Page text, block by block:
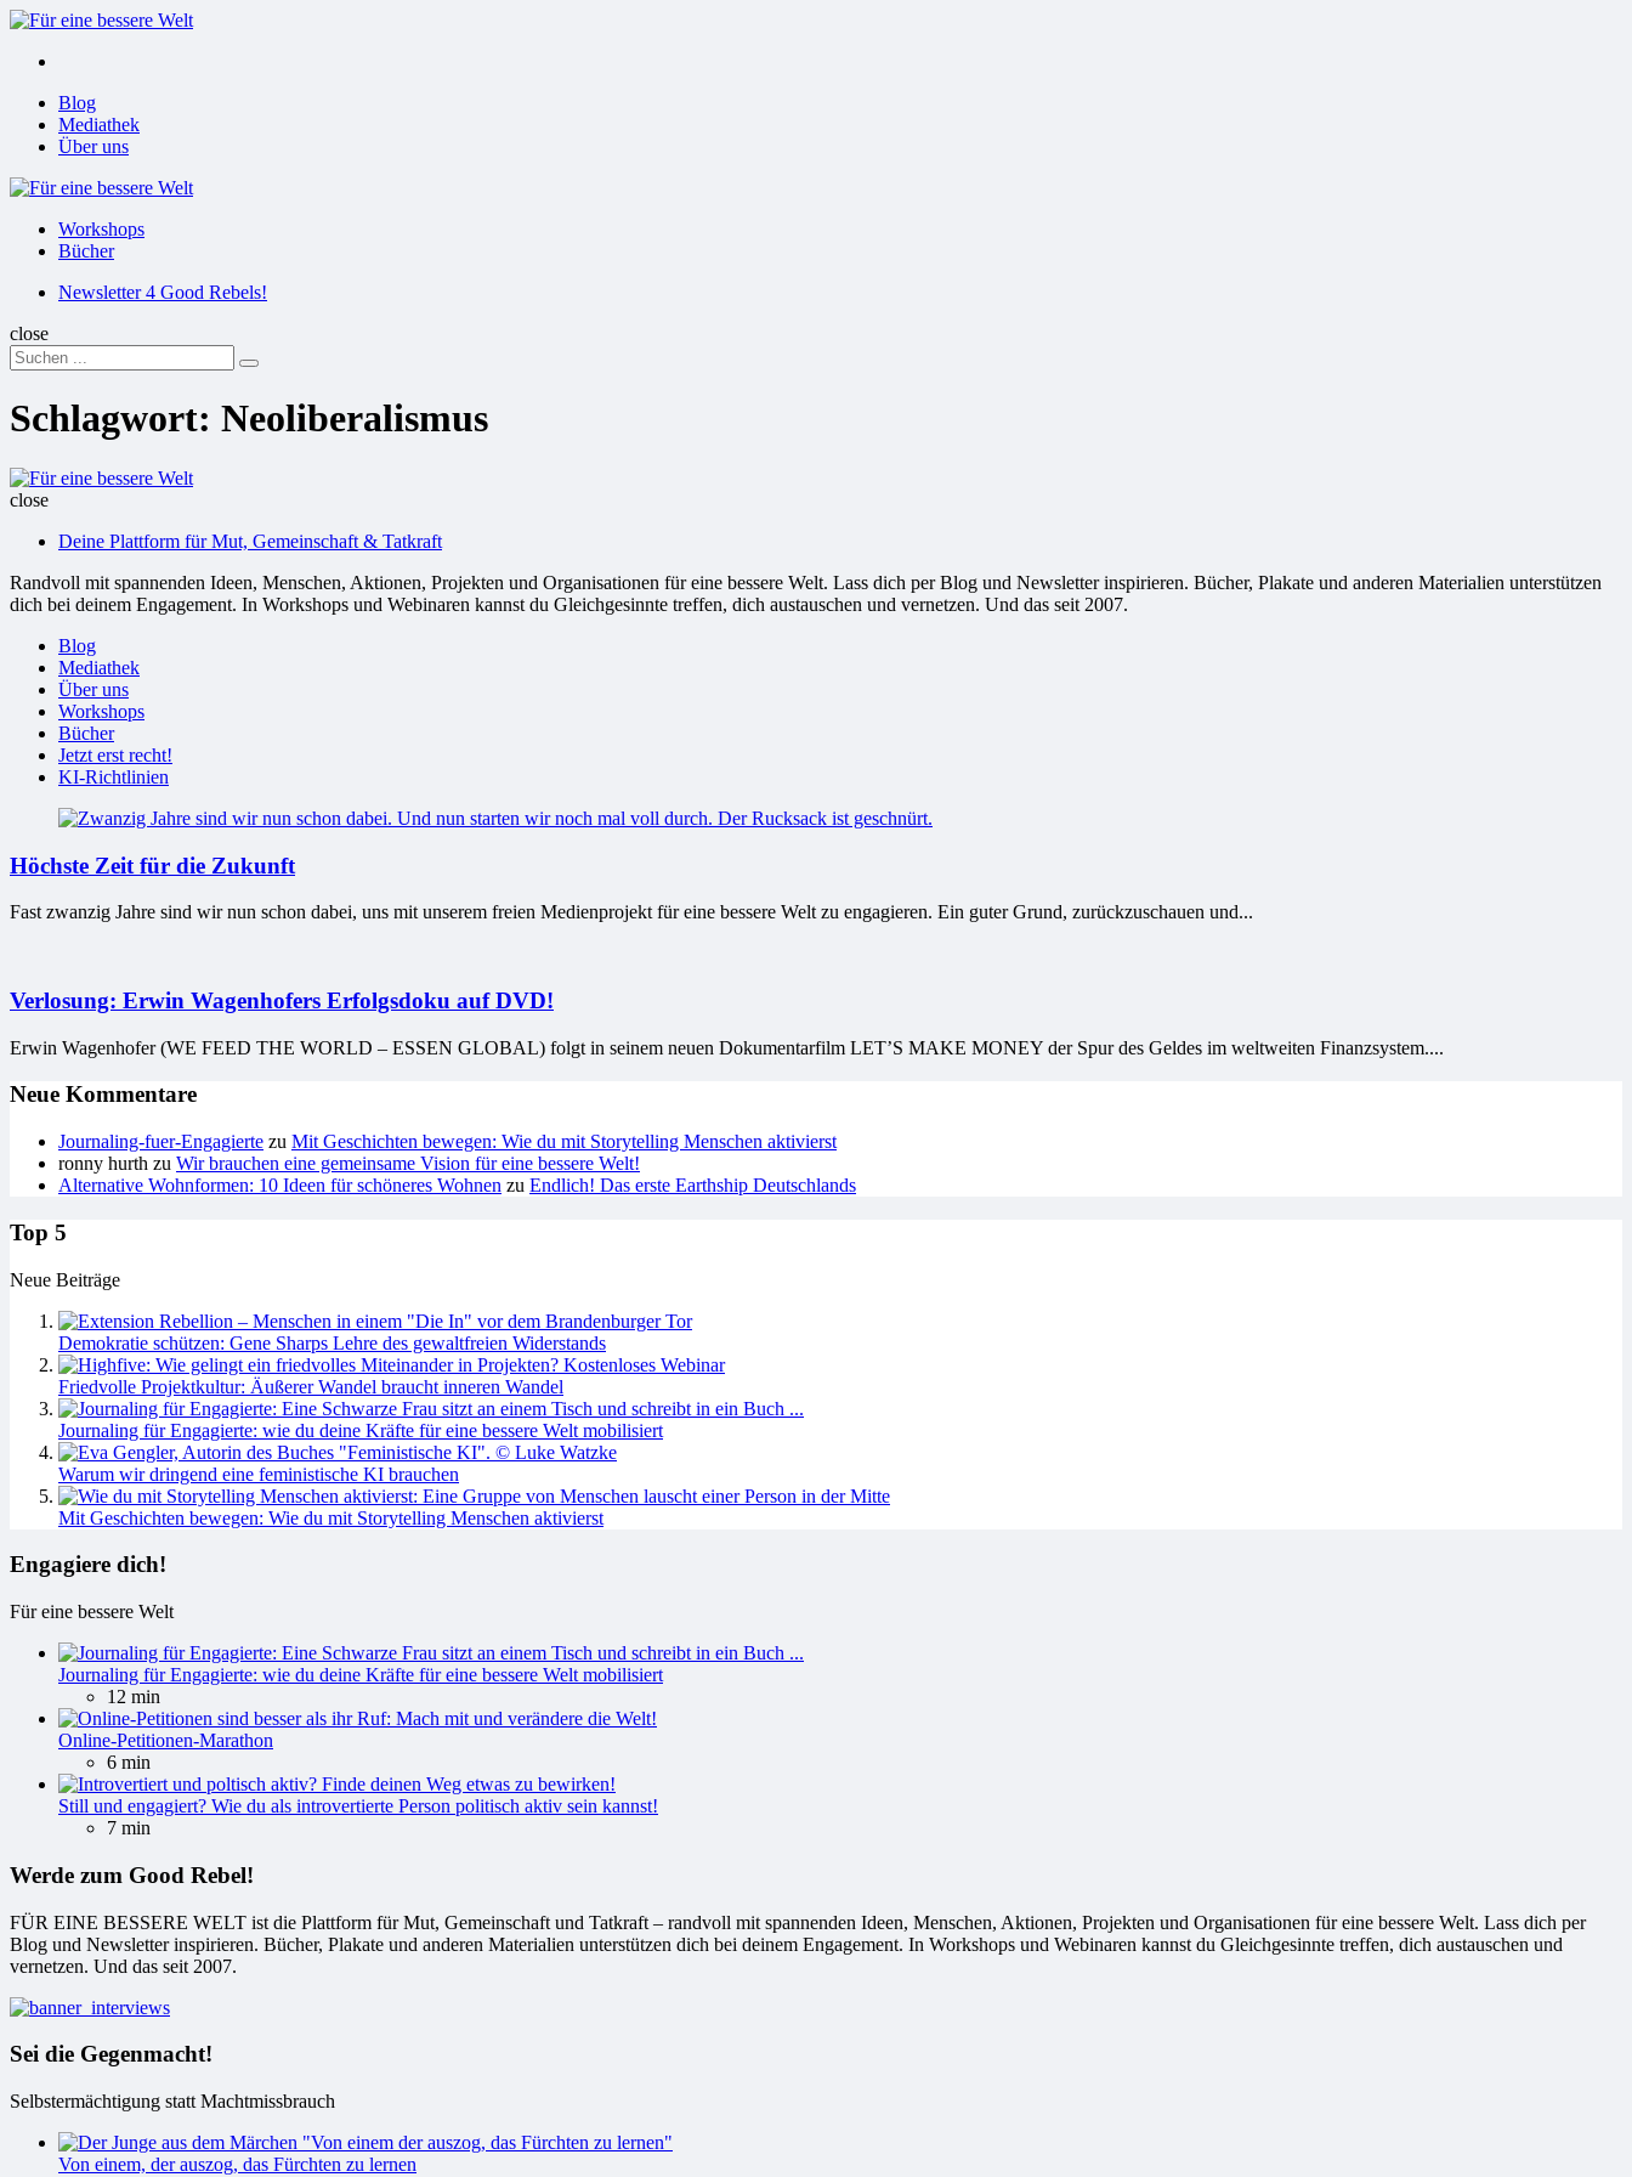
Menu
Menu
Blog
Mediathek
Über uns
Für
Workshops
Bücher
SuchenNewsletter 4 Good Rebels!
close
Search
for:
Suchen
Schlagwort: Neoliberalismus
Für
Welt
close
Deine Plattform für Mut, Gemeinschaft & Tatkraft
Randvoll mit spannenden Ideen, Menschen, Aktionen, Projekten und Organisationen für eine bessere Welt. Lass dich per Blog und Newsletter inspirieren. Bücher, Plakate und anderen Materialien unterstützen
dich bei deinem Engagement. In Workshops und Webinaren kannst du Gleichgesinnte treffen, dich austauschen und vernetzen. Und das seit 2007.
Blog
Mediathek
Über uns
Workshops
Bücher
Jetzt erst recht!
KI-Richtlinien
Höchste Zeit für die Zukunft
Fast zwanzig Jahre sind wir nun schon dabei, uns mit unserem freien Medienprojekt für eine bessere Welt zu engagieren. Ein guter Grund, zurückzuschauen und...
Verlosung: Erwin Wagenhofers Erfolgsdoku auf DVD!
Erwin Wagenhofer (WE FEED THE WORLD – ESSEN GLOBAL) folgt in seinem neuen Dokumentarfilm LET’S MAKE MONEY der Spur des Geldes im weltweiten Finanzsystem....
Neue Kommentare
Journaling-fuer-Engagierte zu Mit Geschichten bewegen: Wie du mit Storytelling Menschen aktivierst
ronny hurth zu Wir brauchen eine gemeinsame Vision für eine bessere Welt!
Alternative Wohnformen: 10 Ideen für schöneres Wohnen zu Endlich! Das erste Earthship Deutschlands
Top 5
Neue Beiträge
Demokratie schützen: Gene Sharps Lehre des gewaltfreien Widerstands
Friedvolle Projektkultur: Äußerer Wandel braucht inneren Wandel
Journaling für Engagierte: wie du deine Kräfte für eine bessere Welt mobilisiert
Warum wir dringend eine feministische KI brauchen
Mit Geschichten bewegen: Wie du mit Storytelling Menschen aktivierst
Engagiere dich!
Für eine bessere Welt
Journaling für Engagierte: wie du deine Kräfte für eine bessere Welt mobilisiert
12 min
Online-Petitionen-Marathon
6 min
Still und engagiert? Wie du als introvertierte Person politisch aktiv sein kannst!
7 min
Werde zum Good Rebel!
FÜR EINE BESSERE WELT ist die Plattform für Mut, Gemeinschaft und Tatkraft – randvoll mit spannenden Ideen, Menschen, Aktionen, Projekten und Organisationen für eine bessere Welt. Lass dich per
Blog und Newsletter inspirieren. Bücher, Plakate und anderen Materialien unterstützen dich bei deinem Engagement. In Workshops und Webinaren kannst du Gleichgesinnte treffen, dich austauschen und
vernetzen. Und das seit 2007.
Sei die Gegenmacht!
Selbstermächtigung statt Machtmissbrauch
Von einem, der auszog, das Fürchten zu lernen